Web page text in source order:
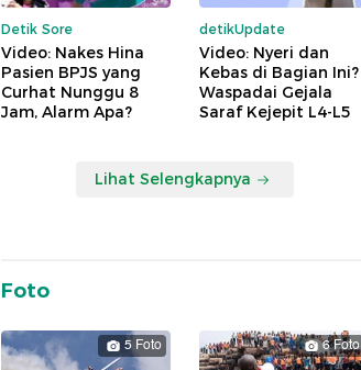
Detik Sore
Video: Nakes Hina
Pasien BPJS yang
Curhat Nunggu 8
Jam, Alarm Apa?
detikUpdate
Video: Nyeri dan
Kebas di Bagian Ini?
Waspadai Gejala
Saraf Kejepit L4-L5
Lihat Selengkapnya
Foto
5 Foto 6 Foto